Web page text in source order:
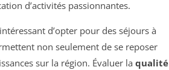
d’activités passionnantes.
d’opter pour des séjours à
non seulement de se reposer
sur la région. Évaluer la qualité